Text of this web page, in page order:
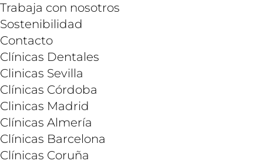
Trabaja con nosotros
Sostenibilidad
Contacto
Clínicas Dentales
Clinicas Sevilla
Clínicas Córdoba
Clinicas Madrid
Clínicas Almería
Clínicas Barcelona
Clínicas Coruña